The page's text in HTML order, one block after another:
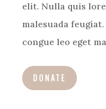
elit. Nulla quis
malesuada
congue leo eget
DONATE